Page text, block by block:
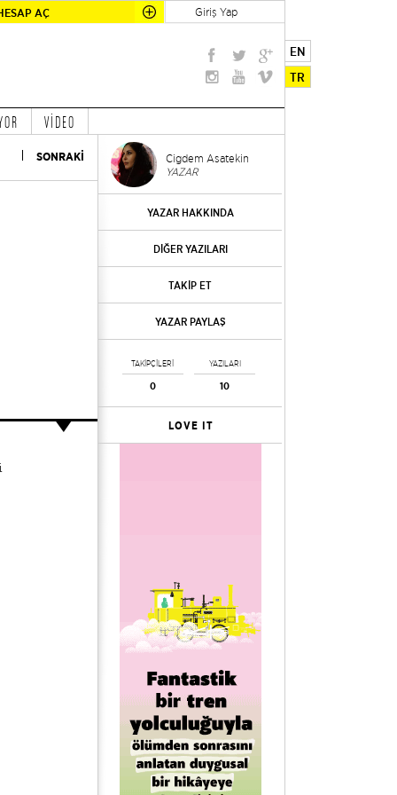
AÇ Giriş Yap
EN
TR
VİDEO
SONRAKİ Cigdem Asatekin
YAZAR
YAZAR HAKKINDA
DİĞER YAZILARI
TAKİP ET
YAZAR PAYLAŞ
TAKİPÇİLERİ
0
YAZILARI
10
LOVE IT